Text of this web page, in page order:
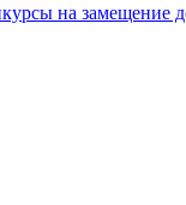
на замещение